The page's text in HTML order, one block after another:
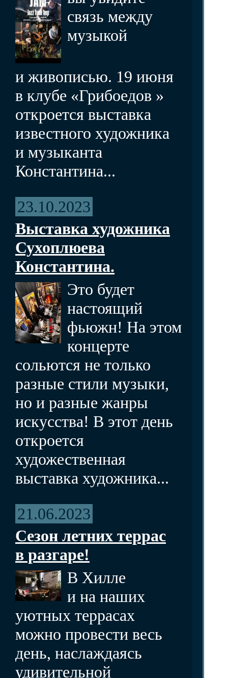
связь между
музыкой
и живописью. 19 июня
в клубе «Грибоедов »
откроется выставка
известного художника
и музыканта
Константина...
23.10.2023
Выставка художника
Сухоплюева
Константина.
Это будет
настоящий
фьюжн! На этом
концерте
сольются не только
разные стили музыки,
но и разные жанры
искусства! В этот день
откроется
художественная
выставка художника...
21.06.2023
Сезон летних террас
в разгаре!
В Хилле
и на наших
уютных террасах
можно провести весь
день, наслаждаясь
удивительной